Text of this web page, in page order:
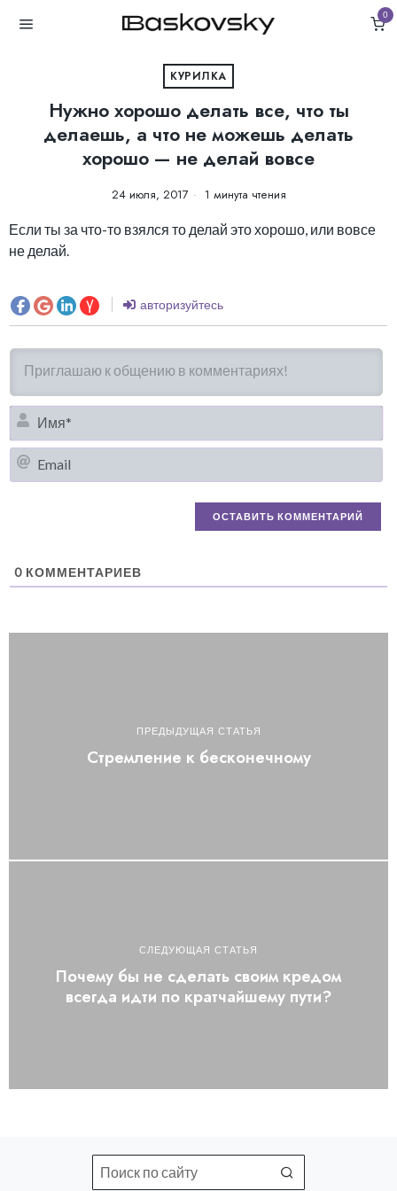
0
КУРИЛКА
Нужно хорошо делать все, что ты
делаешь, а что не можешь делать
хорошо — не делай вовсе
24 июля, 2017 1 минута чтения
Если ты за что-то взялся то делай это хорошо, или вовсе
не делай.
авторизуйтесь
0 КОММЕНТАРИЕВ
ПРЕДЫДУЩАЯ СТАТЬЯ
Стремление к бесконечному
СЛЕДУЮЩАЯ СТАТЬЯ
Почему бы не сделать своим кредом
всегда идти по кратчайшему пути?